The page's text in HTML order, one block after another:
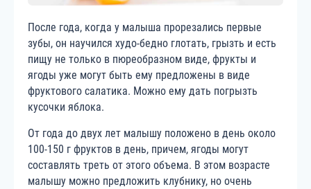
После года, когда у малыша прорезались первые
зубы, он научился худо-бедно глотать, грызть и есть
пищу не только в пюреобразном виде, фрукты и
ягоды уже могут быть ему предложены в виде
фруктового салатика. Можно ему дать погрызть
кусочки яблока.
От года до двух лет малышу положено в день около
100-150 г фруктов в день, причем, ягоды могут
составлять треть от этого объема. В этом возрасте
малышу можно предложить клубнику, но очень